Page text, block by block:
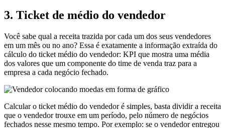
3. Ticket de médio do vendedor
Você sabe qual a receita trazida por cada um dos seus vendedores
em um mês ou no ano? Essa é exatamente a informação extraída do
cálculo do ticket médio do vendedor: KPI que mostra uma média
dos valores que um componente do time de venda traz para a
empresa a cada negócio fechado.
Calcular o ticket médio do vendedor é simples, basta dividir a receita
que o vendedor trouxe em um período, pelo número de negócios
fechados nesse mesmo tempo. Por exemplo: se o vendedor entregou